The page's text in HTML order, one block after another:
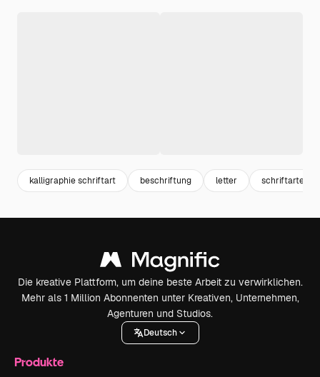
kalligraphie schriftart beschriftung letter schriftarten
Die kreative Plattform, um deine beste Arbeit zu verwirklichen.
Mehr als 1 Million Abonnenten unter Kreativen, Unternehmen,
Agenturen und Studios.
Deutsch
Produkte